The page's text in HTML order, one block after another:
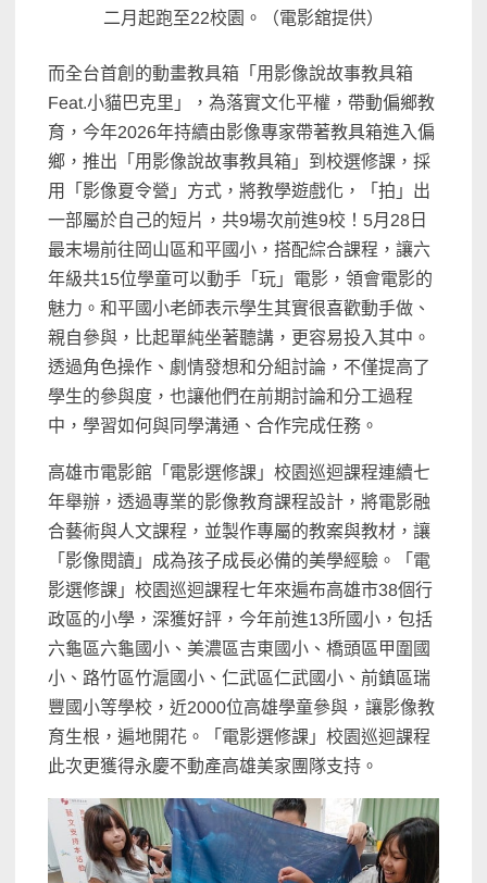
二月起跑至22校園。（電影舘提供）
而全台首創的動畫教具箱「用影像說故事教具箱
Feat.小貓巴克里」，為落實文化平權，帶動偏鄉教
育，今年2026年持續由影像專家帶著教具箱進入偏
鄉，推出「用影像說故事教具箱」到校選修課，採
用「影像夏令營」方式，將教學遊戲化，「拍」出
一部屬於自己的短片，共9場次前進9校！5月28日
最末場前往岡山區和平國小，搭配綜合課程，讓六
年級共15位學童可以動手「玩」電影，領會電影的
魅力。和平國小老師表示學生其實很喜歡動手做、
親自參與，比起單純坐著聽講，更容易投入其中。
透過角色操作、劇情發想和分組討論，不僅提高了
學生的參與度，也讓他們在前期討論和分工過程
中，學習如何與同學溝通、合作完成任務。
高雄市電影館「電影選修課」校園巡迴課程連續七
年舉辦，透過專業的影像教育課程設計，將電影融
合藝術與人文課程，並製作專屬的教案與教材，讓
「影像閱讀」成為孩子成長必備的美學經驗。「電
影選修課」校園巡迴課程七年來遍布高雄市38個行
政區的小學，深獲好評，今年前進13所國小，包括
六龜區六龜國小、美濃區吉東國小、橋頭區甲圍國
小、路竹區竹滬國小、仁武區仁武國小、前鎮區瑞
豐國小等學校，近2000位高雄學童參與，讓影像教
育生根，遍地開花。「電影選修課」校園巡迴課程
此次更獲得永慶不動產高雄美家團隊支持。